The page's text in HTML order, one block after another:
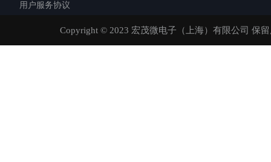
用户服务协议
Copyright © 2023 宏茂微电子（上海）有限公司 保